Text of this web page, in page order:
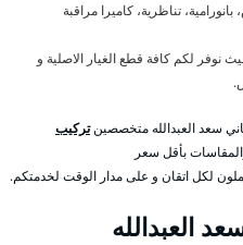
تناظرية، كاميرا مراقبة
نوفر لكم كافة قطع الغيار الاصلية و
سعد العبدالله متخصصينتركيب
بأقل سعر
لكل اتقان و على مدار الوقت لخدمتكم.
العبدالله